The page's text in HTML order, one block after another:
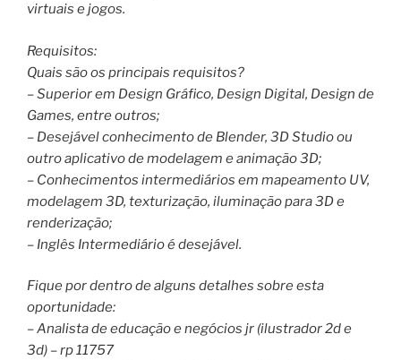
virtuais e jogos.
Requisitos:
Quais são os principais requisitos?
– Superior em Design Gráfico, Design Digital, Design de
Games, entre outros;
– Desejável conhecimento de Blender, 3D Studio ou
outro aplicativo de modelagem e animação 3D;
– Conhecimentos intermediários em mapeamento UV,
modelagem 3D, texturização, iluminação para 3D e
renderização;
– Inglês Intermediário é desejável.
Fique por dentro de alguns detalhes sobre esta
oportunidade:
– Analista de educação e negócios jr (ilustrador 2d e
3d) – rp 11757